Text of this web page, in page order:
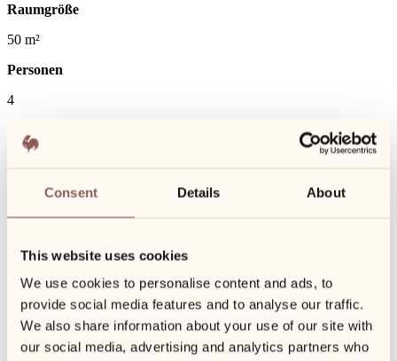
Consent Details About
This website uses cookies
We use cookies to personalise content and ads, to
provide social media features and to analyse our traffic.
We also share information about your use of our site with
our social media, advertising and analytics partners who
Raumgröße
50 m²
Personen
4
Buchen Anfrage
Westerland
Gemütliche 50 m²-Ferienwohnung im 1.Stock über zwei Etagen,
ausgestattet mit 1 Doppelbett, 1 Einzelbett und 1 Hochbett bis 1.30
m in einem Schlafzimmer. Holz- und Teppichboden, Dusche,
Kamin, Küche und Süd-Balkon. Sie erhalten kostenfreien Zugang
zum Wellnessbereich des Hotels sowie Handtücher und